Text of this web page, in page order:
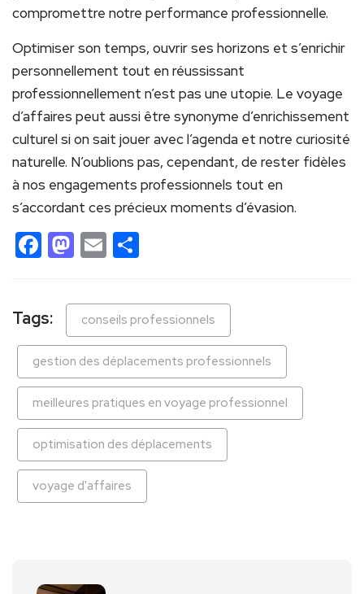
compromettre notre performance professionnelle.
Optimiser son temps, ouvrir ses horizons et s’enrichir
personnellement tout en réussissant
professionnellement n’est pas une utopie. Le voyage
d’affaires peut aussi être synonyme d’enrichissement
culturel si on sait jouer avec l’agenda et notre curiosité
naturelle. N’oublions pas, cependant, de rester fidèles
à nos engagements professionnels tout en
s’accordant ces précieux moments d’évasion.
Facebook
Mastodon
Email
Tags: conseils professionnels
gestion des déplacements professionnels
meilleures pratiques en voyage professionnel
optimisation des déplacements
voyage d'affaires